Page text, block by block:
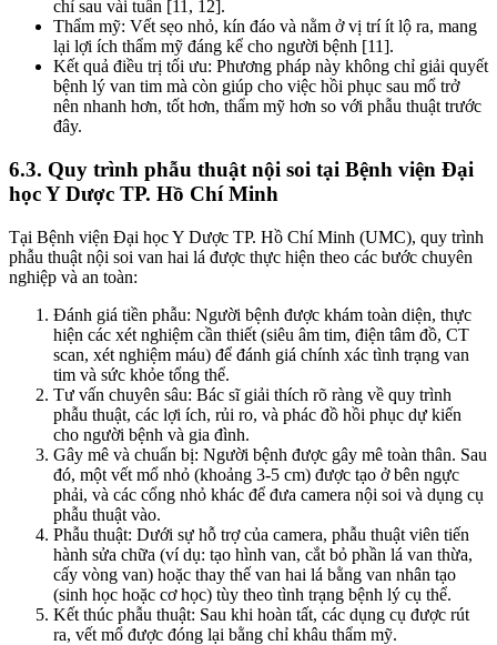
chỉ sau vài tuần [11, 12].
Thẩm mỹ: Vết sẹo nhỏ, kín đáo và nằm ở vị trí ít lộ ra, mang
lại lợi ích thẩm mỹ đáng kể cho người bệnh [11].
Kết quả điều trị tối ưu: Phương pháp này không chỉ giải quyết
bệnh lý van tim mà còn giúp cho việc hồi phục sau mổ trở
nên nhanh hơn, tốt hơn, thẩm mỹ hơn so với phẫu thuật trước
đây.
6.3. Quy trình phẫu thuật nội soi tại Bệnh viện Đại
học Y Dược TP. Hồ Chí Minh
Tại Bệnh viện Đại học Y Dược TP. Hồ Chí Minh (UMC), quy trình
phẫu thuật nội soi van hai lá được thực hiện theo các bước chuyên
nghiệp và an toàn:
Đánh giá tiền phẫu: Người bệnh được khám toàn diện, thực
hiện các xét nghiệm cần thiết (siêu âm tim, điện tâm đồ, CT
scan, xét nghiệm máu) để đánh giá chính xác tình trạng van
tim và sức khỏe tổng thể.
Tư vấn chuyên sâu: Bác sĩ giải thích rõ ràng về quy trình
phẫu thuật, các lợi ích, rủi ro, và phác đồ hồi phục dự kiến
cho người bệnh và gia đình.
Gây mê và chuẩn bị: Người bệnh được gây mê toàn thân. Sau
đó, một vết mổ nhỏ (khoảng 3-5 cm) được tạo ở bên ngực
phải, và các cổng nhỏ khác để đưa camera nội soi và dụng cụ
phẫu thuật vào.
Phẫu thuật: Dưới sự hỗ trợ của camera, phẫu thuật viên tiến
hành sửa chữa (ví dụ: tạo hình van, cắt bỏ phần lá van thừa,
cấy vòng van) hoặc thay thế van hai lá bằng van nhân tạo
(sinh học hoặc cơ học) tùy theo tình trạng bệnh lý cụ thể.
Kết thúc phẫu thuật: Sau khi hoàn tất, các dụng cụ được rút
ra, vết mổ được đóng lại bằng chỉ khâu thẩm mỹ.